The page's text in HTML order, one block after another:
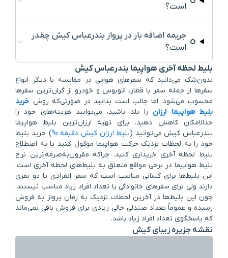
است؟
جریمه اضافه بار در پرواز بندرعباس کیش چقدر
است؟
بلیط لحظه آخری هواپیما بندرعباس کیش
بدون‌شک می‌دانید که سفرهای هوایی در مقایسه با دیگر انواع
سفرها از جمله سفر با قطار، اتوبوس و خودرو از گران‌ترین سفرها
محسوب می‌شود. اما جالب است بدانید در صورتی‌که روش خرید
بلیط هواپیما ارزان را بلد باشید، می‌توانید هزینه‌های خود را
حدالامکان کاهش دهید. برای تهیه ارزان‌ترین بلیط هواپیما
بندرعباس کیش می‌توانید (بلیط ارزان کیش دقیقه 90
) خرید بلیط
خود را به لحظات نزدیک حرکت هواپیما موکول کنید یا به اصطلاح
بلیط لحظه آخری خریداری کنید. چراکه مقرون‌به‌صرفه‌ترین نرخ
بلیط هواپیما در برخی مواقع متعلق به بلیط‌های لحظه آخری است.
این بلیط‌ها برای کسانی مناسب است که سفر انفرادی یا دو نفری
دارند ولی برای سفرهای خانوادگی یا تعداد افراد زیاد مناسب نیستند.
چون این بلیط‌ها در آخرین لحظات نزدیک به زمان پرواز به فروش
رسیده و عموماً تعداد صندلی خالی زیادی برای فروش باقی نمی‌ماند
که پاسخگوی تعداد افراد زیاد باشد.
نقشه جزیره زیبای کیش